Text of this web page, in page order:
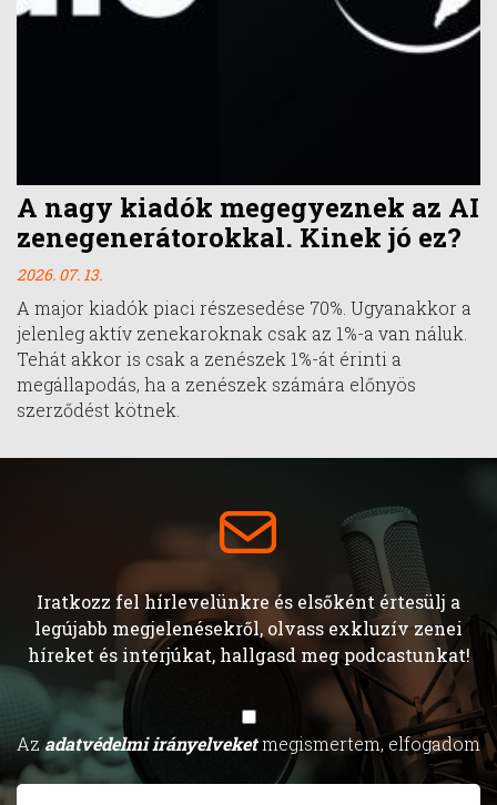
A nagy kiadók megegyeznek az AI
zenegenerátorokkal. Kinek jó ez?
2026. 07. 13.
A major kiadók piaci részesedése 70%. Ugyanakkor a
jelenleg aktív zenekaroknak csak az 1%-a van náluk.
Tehát akkor is csak a zenészek 1%-át érinti a
megállapodás, ha a zenészek számára előnyös
szerződést kötnek.
Iratkozz fel hírlevelünkre és elsőként értesülj a
legújabb megjelenésekről, olvass exkluzív zenei
híreket és interjúkat, hallgasd meg podcastunkat!
Azadatvédelmi irányelveketmegismertem, elfogadom